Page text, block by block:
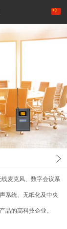
麦克风、数字会议系
系统、无纸化及中央
品的高科技企业。